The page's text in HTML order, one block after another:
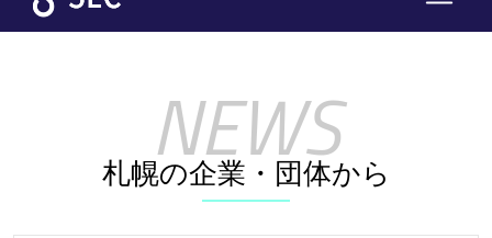
札幌の企業・団体から